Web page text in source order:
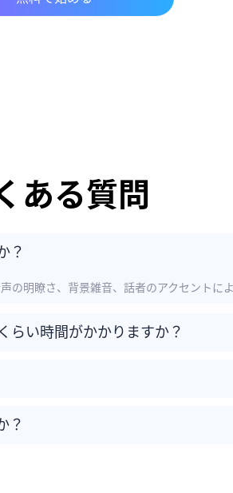
ある質問
？
明瞭さ、背景雑音、話者のアクセントに
らい時間がかかりますか？
？